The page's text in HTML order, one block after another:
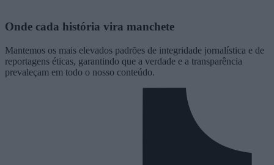
Onde cada história vira manchete
Mantemos os mais elevados padrões de integridade jornalística e de
reportagens éticas, garantindo que a verdade e a transparência
prevaleçam em todo o nosso conteúdo.